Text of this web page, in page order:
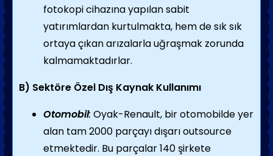
fotokopi cihazına yapılan sabit
yatırımlardan kurtulmakta, hem de sık sık
ortaya çıkan arızalarla uğraşmak zorunda
kalmamaktadırlar.
B) Sektöre Özel Dış Kaynak Kullanımı
Otomobil: Oyak-Renault, bir otomobilde yer
alan tam 2000 parçayı dışarı outsource
etmektedir. Bu parçalar 140 şirkete